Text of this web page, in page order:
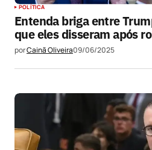
POLÍTICA
Entenda briga entre
que eles disseram após
porCainã Oliveira09/06/2025